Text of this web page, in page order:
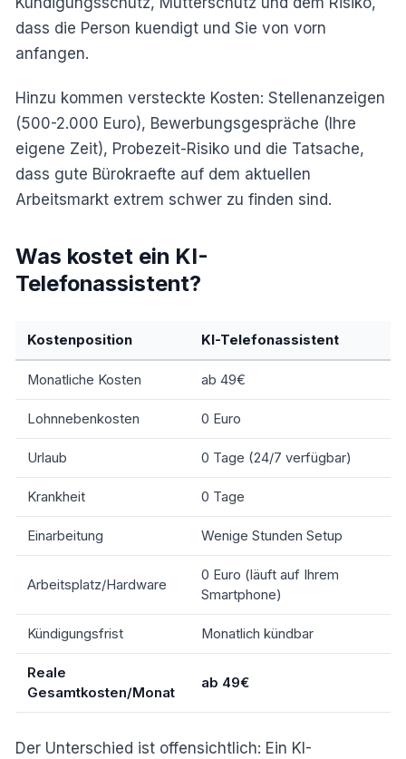
dass die Person kuendigt und Sie von vorn
anfangen.
Hinzu kommen versteckte Kosten: Stellenanzeigen
(500-2.000 Euro), Bewerbungsgespräche (Ihre
eigene Zeit), Probezeit-Risiko und die Tatsache,
dass gute Bürokraefte auf dem aktuellen
Arbeitsmarkt extrem schwer zu finden sind.
Was kostet ein KI-
Telefonassistent?
Kostenposition KI-Telefonassistent
Monatliche Kosten ab 49€
Lohnnebenkosten 0 Euro
Urlaub 0 Tage (24/7 verfügbar)
Krankheit 0 Tage
Einarbeitung Wenige Stunden Setup
Arbeitsplatz/Hardware
0 Euro (läuft auf Ihrem
Smartphone)
Kündigungsfrist Monatlich kündbar
Reale
Gesamtkosten/Monat
ab 49€
Der Unterschied ist offensichtlich: Ein KI-